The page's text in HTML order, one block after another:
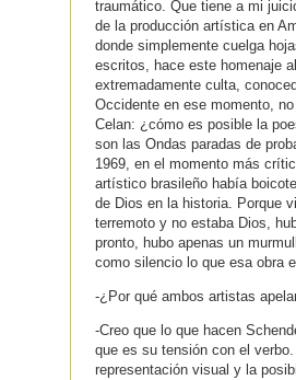
traumático. Que tiene a mi
de la producción artística en
donde simplemente cuelga
escritos, hace este homenaje
extremadamente culta,
Occidente en ese momento,
Celan: ¿cómo es posible la
son las Ondas paradas de
1969, en el momento más
artístico brasileño había
de Dios en la historia. Porque
terremoto y no estaba Dios,
pronto, hubo apenas un
como silencio lo que esa obra
-¿Por qué ambos artistas
-Creo que lo que hacen
que es su tensión con el
representación visual y la